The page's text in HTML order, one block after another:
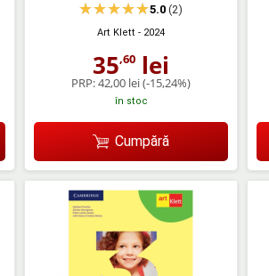
5.0(2)
Art Klett - 2024
35,60 lei
PRP:42,00 lei(-15,24%)
în stoc
Cumpără